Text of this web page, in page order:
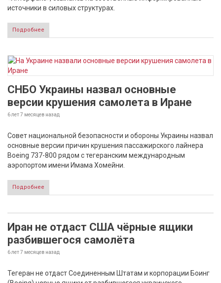
источники в силовых структурах.
Подробнее
СНБО Украины назвал основные
версии крушения самолета в Иране
6 лет 7 месяцев назад
Совет национальной безопасности и обороны Украины назвал
основные версии причин крушения пассажирского лайнера
Boeing 737-800 рядом с тегеранским международным
аэропортом имени Имама Хомейни.
Подробнее
Иран не отдаст США чёрные ящики
разбившегося самолёта
6 лет 7 месяцев назад
Тегеран не отдаст Соединенным Штатам и корпорации Боинг